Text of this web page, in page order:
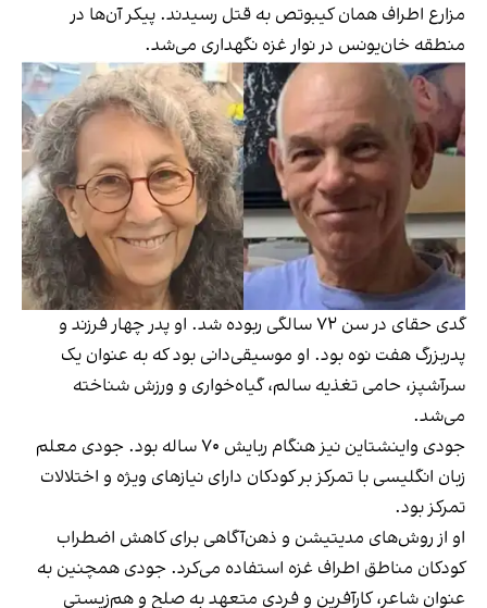
مزارع اطراف همان کیبوتص به قتل رسیدند. پیکر آن‌ها در
منطقه خان‌یونس در نوار غزه نگهداری می‌شد.
گدی حقای در سن ۷۲ سالگی ربوده شد. او پدر چهار فرزند و
پدربزرگ هفت نوه بود. او موسیقی‌دانی بود که به عنوان یک
سرآشپز، حامی تغذیه سالم، گیاه‌خواری و ورزش شناخته
می‌شد.
جودی واینشتاین نیز هنگام ربایش ۷۰ ساله بود. جودی معلم
زبان انگلیسی با تمرکز بر کودکان دارای نیازهای ویژه و اختلالات
تمرکز بود.
او از روش‌های مدیتیشن و ذهن‌آگاهی برای کاهش اضطراب
کودکان مناطق اطراف غزه استفاده می‌کرد. جودی همچنین به
عنوان شاعر، کارآفرین و فردی متعهد به صلح و هم‌زیستی